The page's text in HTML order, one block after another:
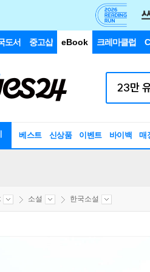
도서 중고샵 eBook 크레마클럽
베스트 신상품 이벤트 바이백 매
소설 한국소설